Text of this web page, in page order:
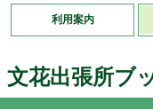
利用案内
文花出張所ブ